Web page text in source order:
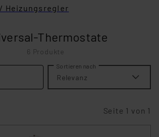
Heizungsregler
Thermostate
6 Produkte
Sortieren nach
Relevanz
Seite 1 von 1